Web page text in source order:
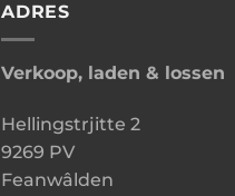
ADRES
Verkoop, laden & lossen
Hellingstrjitte 2
9269 PV
Feanwâlden